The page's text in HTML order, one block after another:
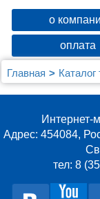
о
оплата
Главная Каталог
Дозатор
Интернет-
Адрес: 454084,
тел: 8